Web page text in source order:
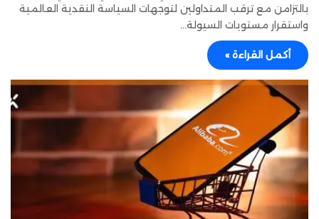
بالتزامن مع ترقب المتداولين لتوجهات السياسة النقدية العالمية
واستقرار مستويات السيولة…
أكمل القراءة »